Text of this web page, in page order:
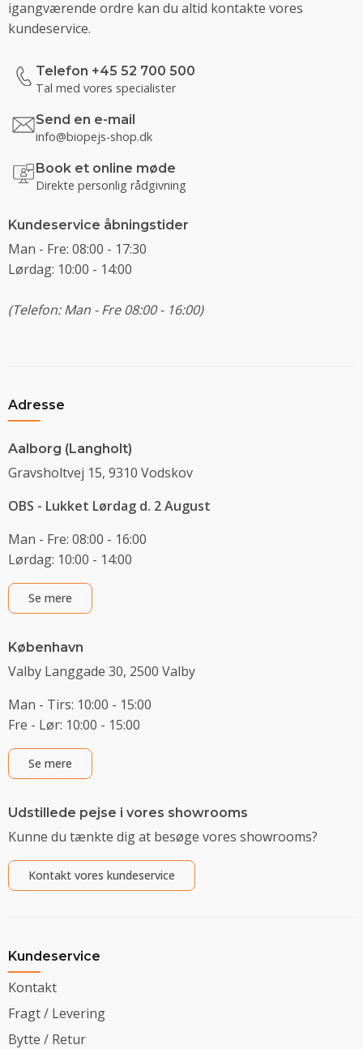
igangværende ordre kan du altid kontakte vores
kundeservice.
Telefon +45 52 700 500
Tal med vores specialister
Send en e-mail
info@biopejs-shop.dk
Book et online møde
Direkte personlig rådgivning
Kundeservice åbningstider
Man - Fre: 08:00 - 17:30
Lørdag: 10:00 - 14:00
(Telefon: Man - Fre 08:00 - 16:00)
Adresse
Aalborg (Langholt)
Gravsholtvej 15, 9310 Vodskov
OBS - Lukket Lørdag d. 2 August
Man - Fre: 08:00 - 16:00
Lørdag: 10:00 - 14:00
Se mere
København
Valby Langgade 30, 2500 Valby
Man - Tirs: 10:00 - 15:00
Fre - Lør: 10:00 - 15:00
Se mere
Udstillede pejse i vores showrooms
Kunne du tænkte dig at besøge vores showrooms?
Kontakt vores kundeservice
Kundeservice
Kontakt
Fragt / Levering
Bytte / Retur